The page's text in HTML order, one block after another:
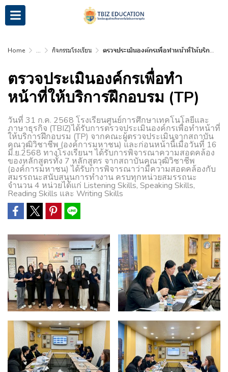
Home ... กิจกรรมโรงเรียน ตรวจประเมินองค์กรเพื่อทำหน้าที่ให้บริการฝึกอบรม (TP)
ตรวจประเมินองค์กรเพื่อทำ
หน้าที่ให้บริการฝึกอบรม (TP)
วันที่ 31 ก.ค. 2568 โรงเรียนศูนย์การศึกษาเทคโนโลยีและ
ภาษาธุรกิจ (TBIZ)ได้รับการตรวจประเมินองค์กรเพื่อทำหน้าที่
ให้บริการฝึกอบรม (TP) จากคณะผู้ตรวจประเมินจากสถาบัน
คุณวุฒิวิชาชีพ (องค์การมหาชน) และก่อนหน้านี้เมื่อวันที่ 16
มิ.ย.2568 ทางโรงเรียนฯ ได้รับการพิจารณาความสอดคล้อง
ของหลักสูตรทั้ง 7 หลักสูตร จากสถาบันคุณวุฒิวิชาชีพ
(องค์การมหาชน) ได้รับการพิจารณาว่ามีความสอดคล้องกับ
สมรรถนะสนับสนุนการทำงาน ครบทุกหน่วยสมรรถนะ
จำนวน 4 หน่วยได้แก่ Listening Skills, Speaking Skills,
Reading Skills และ Writing Skills